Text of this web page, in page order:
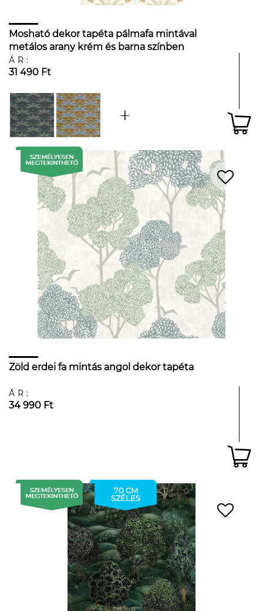
Mosható dekor tapéta pálmafa mintával
metálos arany krém és barna színben
ÁR:
31 490 Ft
Zöld erdei fa mintás angol dekor tapéta
ÁR:
34 990 Ft
70 CM
SZÉLES